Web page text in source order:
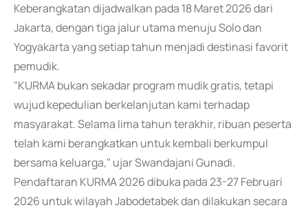
Keberangkatan dijadwalkan pada 18 Maret 2026 dari
Jakarta, dengan tiga jalur utama menuju Solo dan
Yogyakarta yang setiap tahun menjadi destinasi favorit
pemudik.
"KURMA bukan sekadar program mudik gratis, tetapi
wujud kepedulian berkelanjutan kami terhadap
masyarakat. Selama lima tahun terakhir, ribuan peserta
telah kami berangkatkan untuk kembali berkumpul
bersama keluarga," ujar Swandajani Gunadi.
Pendaftaran KURMA 2026 dibuka pada 23-27 Februari
2026 untuk wilayah Jabodetabek dan dilakukan secara